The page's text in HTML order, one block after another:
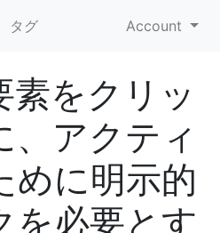
タグ Account
素をクリッ
、アクティ
めに明示的
を必要とす